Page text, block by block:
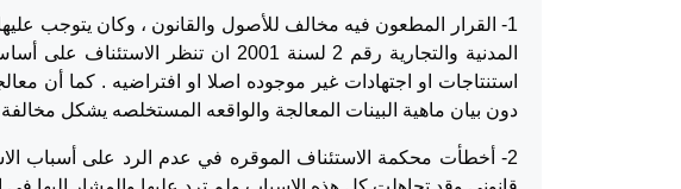
المدنية والتجارية رقم 2 لسنة 2001 ان
استنتاجات او اجتهادات غير موجوده اصلا او افتراضيه . كما أن
دون بيان ماهية البينات المعالجة والواقعه المستخلصه يشكل مخالفة لاحكام الماده (224) بدلالة
2- أخطأت محكمة الاستئناف الموقره في عدم الرد على أسباب